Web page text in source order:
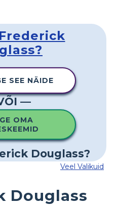
SEE NÄIDE
—
OMA
Veel Valikuid
Douglass